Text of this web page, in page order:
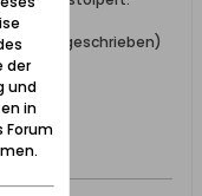
der
und
in
Forum